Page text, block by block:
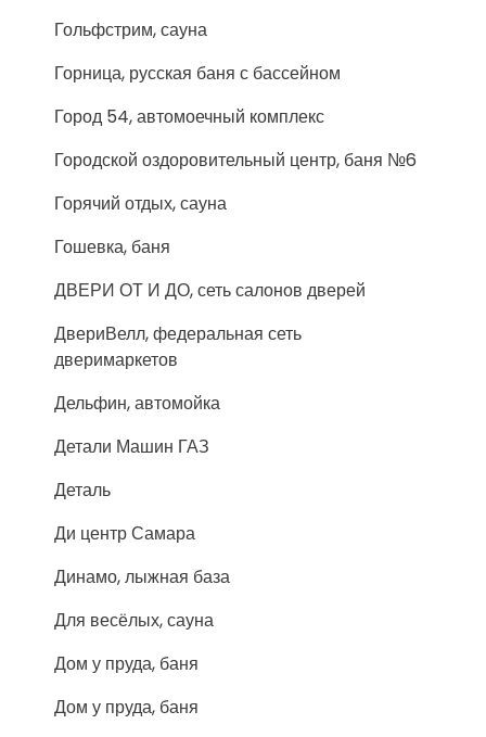
Гольфстрим, сауна
Горница, русская баня с бассейном
Город 54, автомоечный комплекс
Городской оздоровительный центр, баня №6
Горячий отдых, сауна
Гошевка, баня
ДВЕРИ ОТ И ДО, сеть салонов дверей
ДвериВелл, федеральная сеть
дверимаркетов
Дельфин, автомойка
Детали Машин ГАЗ
Деталь
Ди центр Самара
Динамо, лыжная база
Для весёлых, сауна
Дом у пруда, баня
Дом у пруда, баня